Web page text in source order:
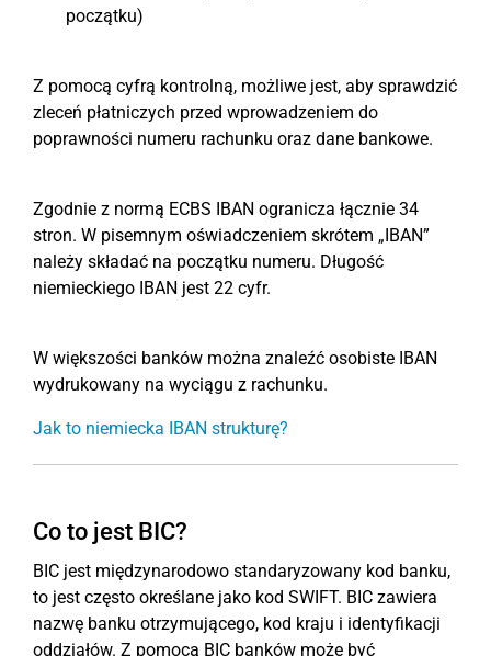
początku)
Z pomocą cyfrą kontrolną, możliwe jest, aby sprawdzić
zleceń płatniczych przed wprowadzeniem do
poprawności numeru rachunku oraz dane bankowe.
Zgodnie z normą ECBS IBAN ogranicza łącznie 34
stron. W pisemnym oświadczeniem skrótem „IBAN”
należy składać na początku numeru. Długość
niemieckiego IBAN jest 22 cyfr.
W większości banków można znaleźć osobiste IBAN
wydrukowany na wyciągu z rachunku.
Jak to niemiecka IBAN strukturę?
Co to jest BIC?
BIC jest międzynarodowo standaryzowany kod banku,
to jest często określane jako kod SWIFT. BIC zawiera
nazwę banku otrzymującego, kod kraju i identyfikacji
oddziałów. Z pomocą BIC banków może być